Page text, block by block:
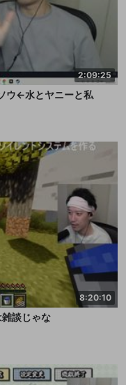
2:09:25
ウ←水とヤニーと私
8:20:10
談じゃな